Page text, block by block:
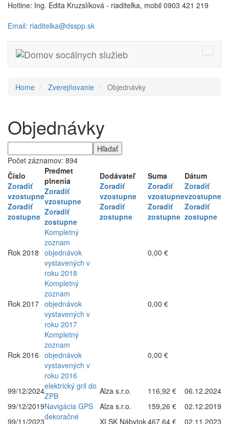
Hotline: Ing. Edita Kruzslíková - riaditeľka, mobil 0903 421 219
Email: riaditelka@dsspp.sk
Toggle
Home Zverejňovanie Objednávky
Objednávky
Počet záznamov: 894
Číslo
Zoradiť
vzostupne
Zoradiť
zostupne
Predmet
plnenia
Zoradiť
vzostupne
Zoradiť
zostupne
Dodávateľ
Zoradiť
vzostupne
Zoradiť
zostupne
Suma
Zoradiť
vzostupne
Zoradiť
zostupne
Dátum
Zoradiť
vzostupne
Zoradiť
zostupne
Rok 2018
Kompletný
zoznam
objednávok
vystavených v
roku 2018
0,00 €
Rok 2017
Kompletný
zoznam
objednávok
vystavených v
roku 2017
0,00 €
Rok 2016
Kompletný
zoznam
objednávok
vystavených v
roku 2016
0,00 €
99/12/2024elektrický gril do
ZPB
Alza s.r.o. 116,92 €
06.12.2024
99/12/2019Navigácia GPS Alza s.r.o. 159,26 €
02.12.2019
99/11/2023dekoračné
XLSK Nábytok467,64 €
02.11.2023